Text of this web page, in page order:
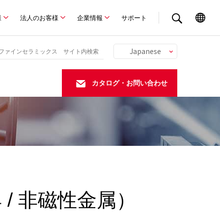
法人のお客様 企業情報 サポート
Japanese
Chinese
German
カタログ・お問い合わせ
非磁性金属）